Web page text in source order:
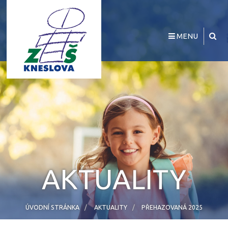
MENU
AKTUALITY
ÚVODNÍ STRÁNKA AKTUALITY PŘEHAZOVANÁ 2025